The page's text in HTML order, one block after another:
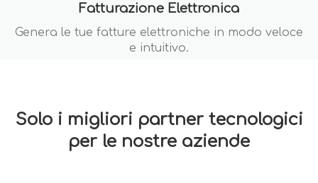
Fatturazione Elettronica
Genera le tue fatture elettroniche in modo veloce
e intuitivo.
Solo i migliori partner tecnologici
per le nostre aziende